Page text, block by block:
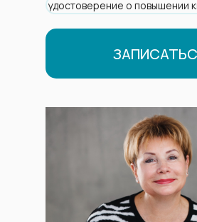
удостоверение о повышении